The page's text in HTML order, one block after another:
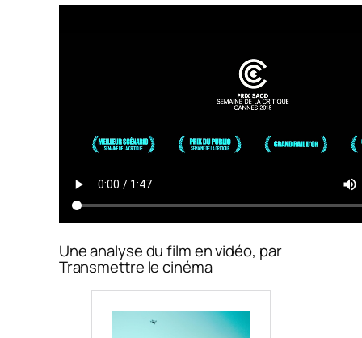
Une analyse du film en vidéo, par
Transmettre le cinéma